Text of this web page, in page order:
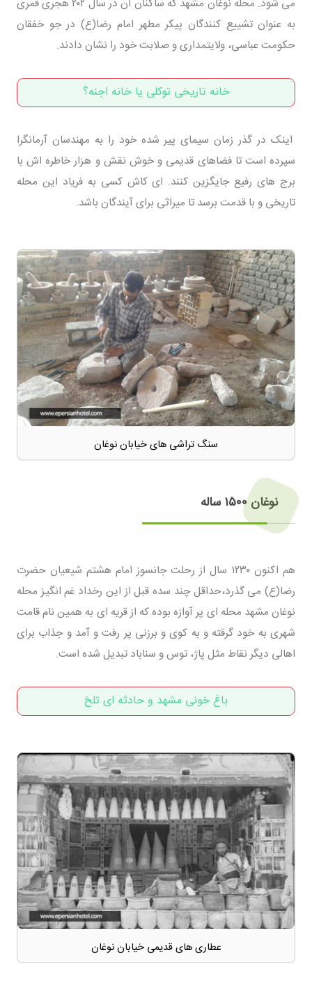
می شود. محله نوغان مشهد که ساکنان آن در سال ۲۰۲ هجری قمری
به عنوان تشییع کنندگان پیکر مطهر امام رضا(ع) در جو خفقان
حکومت عباسی، ولایتمداری و صلابت خود را نشان دادند.
خانه تاریخی توکلی یا خانه اجنه؟
اینک در گذر زمان سیمای پیر شده خود را به مهندسان آرمانگرا
سپرده است تا فضاهای قدیمی و خوش نقش و هزار خاطره اش با
برج های رفیع جایگزین کنند. ای کاش کسی به فریاد این محله
تاریخی و با قدمت برسد تا میراثی برای آیندگان باشد.
سنگ تراشی های خیابان نوغان
نوغان ۱۵۰۰ ساله
هم اکنون ۱۲۳۰ سال از رحلت جانسوز امام هشتم شیعیان حضرت
رضا(ع) می گذرد،حداقل چند سده قبل از این رخداد غم انگیز محله
نوغان مشهد محله ای پر آوازه بوده که از قریه ای به همین نام قامت
شهری به خود گرقته و به کوی و برزنی پر رفت و آمد و جذاب برای
اهالی دیگر نقاط مثل پاژ، توس و سناباد تبدیل شده است.
باغ خونی مشهد و حادثه ای تلخ
عطاری های قدیمی خیابان نوغان